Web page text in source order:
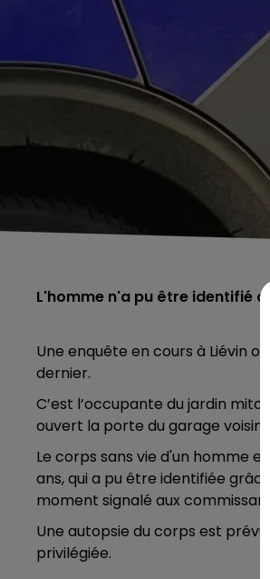
7h00 - 10h00
DEBOUT C'EST
L'homme n'a pu être identifié
Une enquête en cours à Liévin
dernier.
C’est l’occupante du jardin
ouvert la porte du garage
Le corps sans vie d'un homme
ans, qui a pu être identifiée
moment signalé aux
Une autopsie du corps est
privilégiée.